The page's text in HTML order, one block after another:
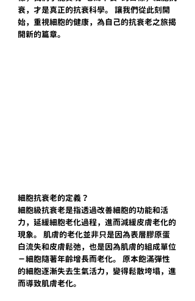
衰，才是真正的抗衰科學。 讓我們從此刻開
始，重視細胞的健康，為自己的抗衰老之旅揭
開新的篇章。
細胞抗衰老的定義？
細胞級抗衰老是指透過改善細胞的功能和活
力，延緩細胞老化過程，進而減緩皮膚老化的
現象。 肌膚的老化並非只是因為表層膠原蛋
白流失和皮膚鬆弛，也是因為肌膚的組成單位
－細胞隨著年齡增長而老化。 原本飽滿彈性
的細胞逐漸失去生氣活力，變得鬆散垮塌，進
而導致肌膚老化。